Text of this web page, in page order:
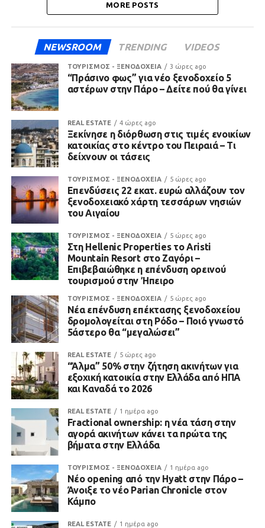
MORE POSTS
NEWSROOM TRENDING VIDEOS
ΤΟΥΡΙΣΜΟΣ - ΞΕΝΟΔΟΧΕΙΑ 3 ώρες ago
“Πράσινο φως” για νέο ξενοδοχείο 5
αστέρων στην Πάρο – Δείτε πού θα γίνει
REAL ESTATE 4 ώρες ago
Ξεκίνησε η διόρθωση στις τιμές ενοικίων
κατοικίας στο κέντρο του Πειραιά – Τι
δείχνουν οι τάσεις
ΤΟΥΡΙΣΜΟΣ - ΞΕΝΟΔΟΧΕΙΑ 5 ώρες ago
Επενδύσεις 22 εκατ. ευρώ αλλάζουν τον
ξενοδοχειακό χάρτη τεσσάρων νησιών
του Αιγαίου
ΤΟΥΡΙΣΜΟΣ - ΞΕΝΟΔΟΧΕΙΑ 5 ώρες ago
Στη Hellenic Properties το Aristi
Mountain Resort στο Ζαγόρι –
Επιβεβαιώθηκε η επένδυση ορεινού
τουρισμού στην Ήπειρο
ΤΟΥΡΙΣΜΟΣ - ΞΕΝΟΔΟΧΕΙΑ 5 ώρες ago
Νέα επένδυση επέκτασης ξενοδοχείου
δρομολογείται στη Ρόδο – Ποιό γνωστό
5άστερο θα “μεγαλώσει”
REAL ESTATE 5 ώρες ago
“Άλμα” 50% στην ζήτηση ακινήτων για
εξοχική κατοικία στην Ελλάδα από ΗΠΑ
και Καναδά το 2026
REAL ESTATE 1 ημέρα ago
Fractional ownership: η νέα τάση στην
αγορά ακινήτων κάνει τα πρώτα της
βήματα στην Ελλάδα
ΤΟΥΡΙΣΜΟΣ - ΞΕΝΟΔΟΧΕΙΑ 1 ημέρα ago
Νέο opening από την Hyatt στην Πάρο –
Άνοιξε το νέο Parian Chronicle στον
Κάμπο
REAL ESTATE 1 ημέρα ago